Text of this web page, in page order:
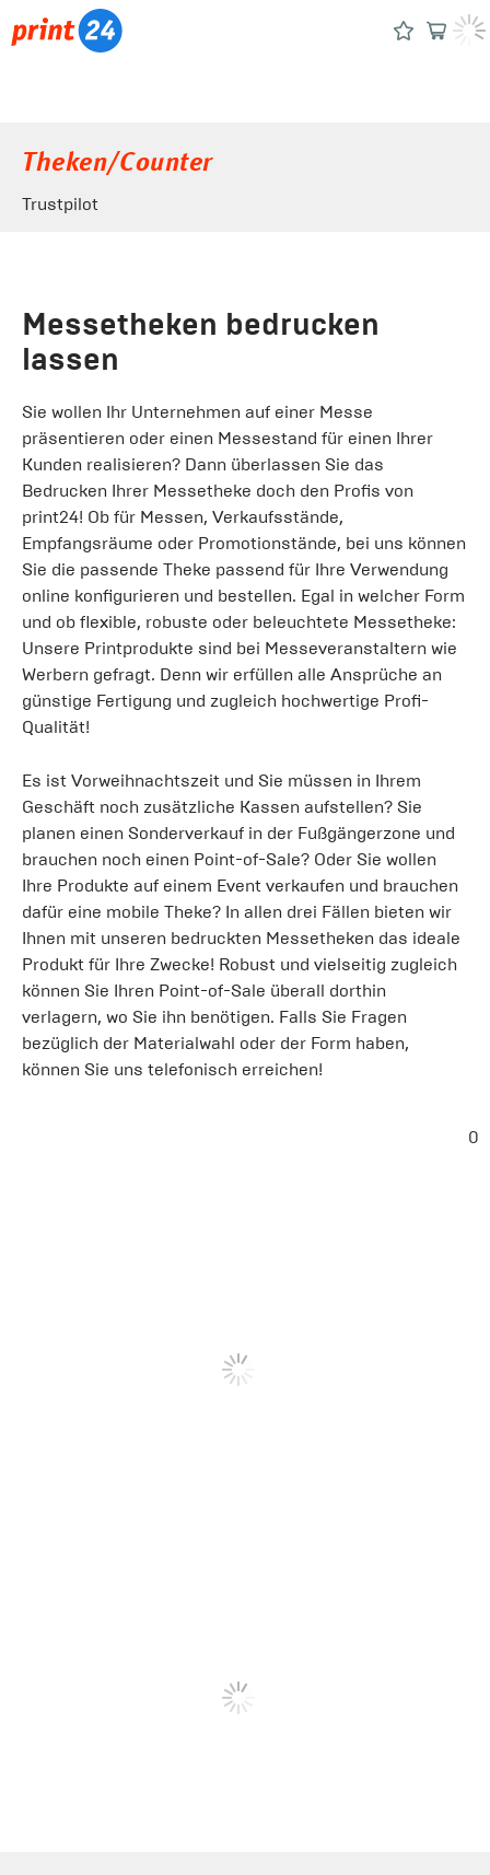
Theken/Counter
Trustpilot
Messetheken bedrucken
lassen
Sie wollen Ihr Unternehmen auf einer Messe
präsentieren oder einen Messestand für einen Ihrer
Kunden realisieren? Dann überlassen Sie das
Bedrucken Ihrer Messetheke doch den Profis von
print24! Ob für Messen, Verkaufsstände,
Empfangsräume oder Promotionstände, bei uns können
Sie die passende Theke passend für Ihre Verwendung
online konfigurieren und bestellen. Egal in welcher Form
und ob flexible, robuste oder beleuchtete Messetheke:
Unsere Printprodukte sind bei Messeveranstaltern wie
Werbern gefragt. Denn wir erfüllen alle Ansprüche an
günstige Fertigung und zugleich hochwertige Profi-
Qualität!
Es ist Vorweihnachtszeit und Sie müssen in Ihrem
Geschäft noch zusätzliche Kassen aufstellen? Sie
planen einen Sonderverkauf in der Fußgängerzone und
brauchen noch einen Point-of-Sale? Oder Sie wollen
Ihre Produkte auf einem Event verkaufen und brauchen
dafür eine mobile Theke? In allen drei Fällen bieten wir
Ihnen mit unseren bedruckten Messetheken das ideale
Produkt für Ihre Zwecke! Robust und vielseitig zugleich
können Sie Ihren Point-of-Sale überall dorthin
verlagern, wo Sie ihn benötigen. Falls Sie Fragen
bezüglich der Materialwahl oder der Form haben,
können Sie uns telefonisch erreichen!
0